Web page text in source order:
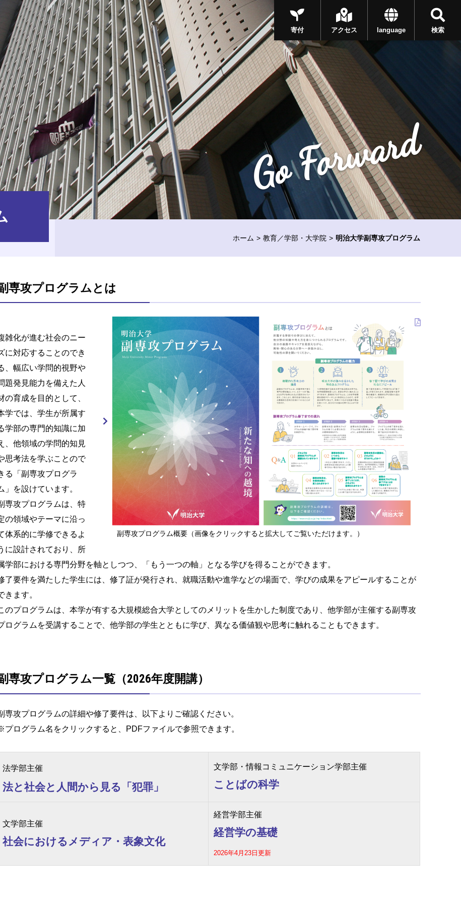
検索
language
アクセス
寄付
Go Forward
ホーム 教育／学部・大学院 明治大学副専攻プログラム
専攻プログラムとは
副専攻プログラム概要（画像をクリックすると拡大してご覧いただけます。）
雑化が進む社会のニー
に対応することのでき
、幅広い学問的視野や
題発見能力を備えた人
の育成を目的として、
学では、学生が所属す
学部の専門的知識に加
、他領域の学問的知見
思考法を学ぶことので
る「副専攻プログラ
」を設けています。
専攻プログラムは、特
の領域やテーマに沿っ
体系的に学修できるよ
に設計されており、所
学部における専門分野を軸としつつ、「もう一つの軸」となる学びを得ることができます。
了要件を満たした学生には、修了証が発行され、就職活動や進学などの場面で、学びの成果をアピールすることが
きます。
のプログラムは、本学が有する大規模総合大学としてのメリットを生かした制度であり、他学部が主催する副専攻
ログラムを受講することで、他学部の学生とともに学び、異なる価値観や思考に触れることもできます。
専攻プログラム一覧（2026年度開講）
専攻プログラムの詳細や修了要件は、以下よりご確認ください。
プログラム名をクリックすると、PDFファイルで参照できます。
法学部主催
法と社会と人間から見る「犯罪」
文学部・情報コミュニケーション学部主催
ことばの科学
文学部主催
社会におけるメディア・表象文化
経営学部主催
経営学の基礎
2026年4月23日更新